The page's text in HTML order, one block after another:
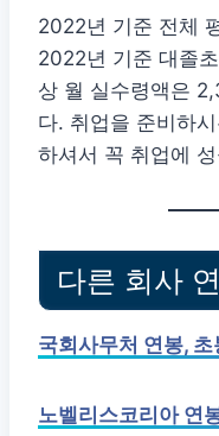
2022년 기준 전체
2022년 기준 대졸
상 월 실수령액은
다. 취업을 준비하
하셔서 꼭 취업에
다른 회사
국회사무처 연봉,
노벨리스코리아 연